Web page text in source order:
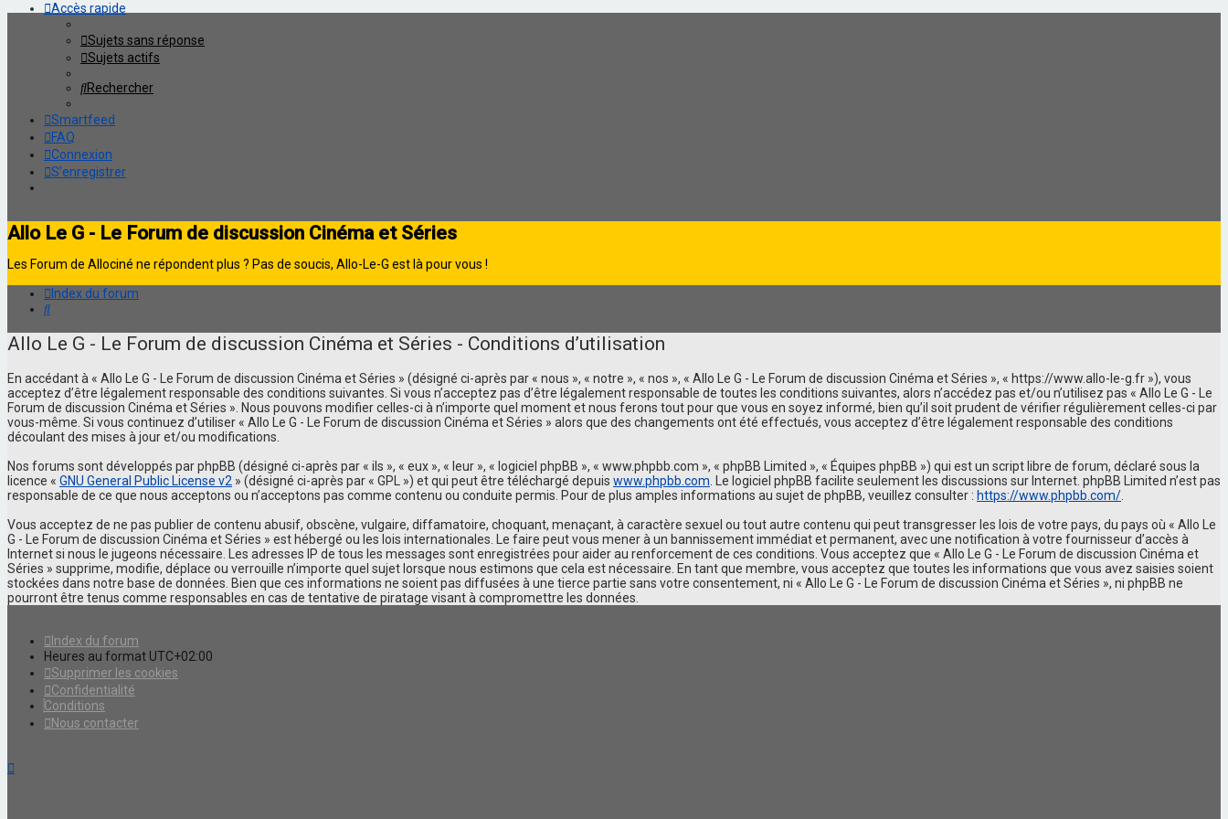
Accès rapide
Sujets sans réponse
Sujets actifs
Rechercher
Smartfeed
FAQ
Connexion
S’enregistrer
Allo Le G - Le Forum de discussion Cinéma et Séries
Les Forum de Allociné ne répondent plus ? Pas de soucis, Allo-Le-G est là pour vous !
Index du forum
Rechercher
Allo Le G - Le Forum de discussion Cinéma et Séries - Conditions d’utilisation
En accédant à « Allo Le G - Le Forum de discussion Cinéma et Séries » (désigné ci-après par « nous », « notre », « nos », « Allo Le G - Le Forum de discussion Cinéma et Séries », « https://www.allo-le-g.fr »), vous
acceptez d’être légalement responsable des conditions suivantes. Si vous n’acceptez pas d’être légalement responsable de toutes les conditions suivantes, alors n’accédez pas et/ou n’utilisez pas « Allo Le G - Le
Forum de discussion Cinéma et Séries ». Nous pouvons modifier celles-ci à n’importe quel moment et nous ferons tout pour que vous en soyez informé, bien qu’il soit prudent de vérifier régulièrement celles-ci par
vous-même. Si vous continuez d’utiliser « Allo Le G - Le Forum de discussion Cinéma et Séries » alors que des changements ont été effectués, vous acceptez d’être légalement responsable des conditions
découlant des mises à jour et/ou modifications.
Nos forums sont développés par phpBB (désigné ci-après par « ils », « eux », « leur », « logiciel phpBB », « www.phpbb.com », « phpBB Limited », « Équipes phpBB ») qui est un script libre de forum, déclaré sous la
licence « GNU General Public License v2 » (désigné ci-après par « GPL ») et qui peut être téléchargé depuis www.phpbb.com . Le logiciel phpBB facilite seulement les discussions sur Internet. phpBB Limited n’est pas
responsable de ce que nous acceptons ou n’acceptons pas comme contenu ou conduite permis. Pour de plus amples informations au sujet de phpBB, veuillez consulter : https://www.phpbb.com/
Vous acceptez de ne pas publier de contenu abusif, obscène, vulgaire, diffamatoire, choquant, menaçant, à caractère sexuel ou tout autre contenu qui peut transgresser les lois de votre pays, du pays où « Allo Le
G - Le Forum de discussion Cinéma et Séries » est hébergé ou les lois internationales. Le faire peut vous mener à un bannissement immédiat et permanent, avec une notification à votre fournisseur d’accès à
Internet si nous le jugeons nécessaire. Les adresses IP de tous les messages sont enregistrées pour aider au renforcement de ces conditions. Vous acceptez que « Allo Le G - Le Forum de discussion Cinéma et
Séries » supprime, modifie, déplace ou verrouille n’importe quel sujet lorsque nous estimons que cela est nécessaire. En tant que membre, vous acceptez que toutes les informations que vous avez saisies soient
stockées dans notre base de données. Bien que ces informations ne soient pas diffusées à une tierce partie sans votre consentement, ni « Allo Le G - Le Forum de discussion Cinéma et Séries », ni phpBB ne
pourront être tenus comme responsables en cas de tentative de piratage visant à compromettre les données.
Index du forum
Heures au format UTC+02:00
Supprimer les cookies
Confidentialité
Conditions
Nous contacter